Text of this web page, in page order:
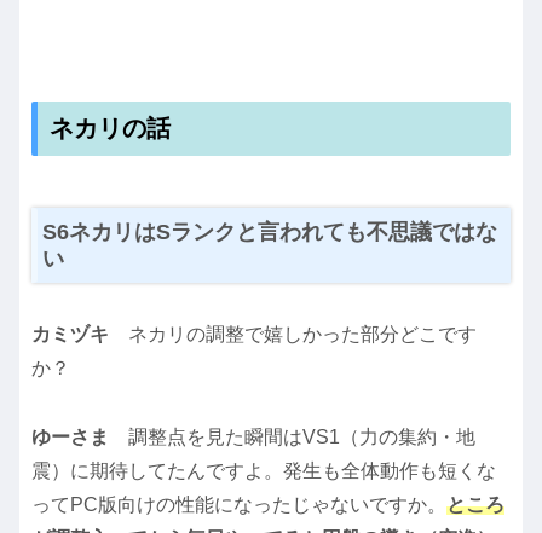
ネカリの話
S6ネカリはSランクと言われても不思議ではな
い
カミヅキ ネカリの調整で嬉しかった部分どこです
か？
ゆーさま 調整点を見た瞬間はVS1（力の集約・地
震）に期待してたんですよ。発生も全体動作も短くな
ってPC版向けの性能になったじゃないですか。 ところ